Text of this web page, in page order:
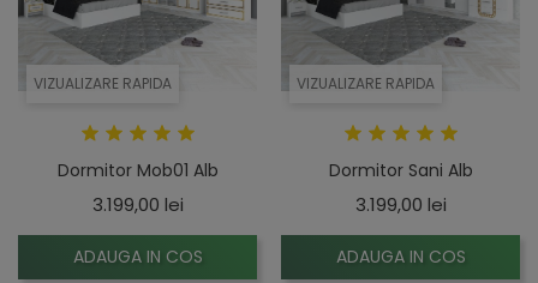
VIZUALIZARE RAPIDA
Dormitor Mob01 Alb
3.199,00 leiPret
ADAUGA IN COS
VIZUALIZARE RAPIDA
Dormitor Sani Alb
3.199,00 leiPret
ADAUGA IN COS